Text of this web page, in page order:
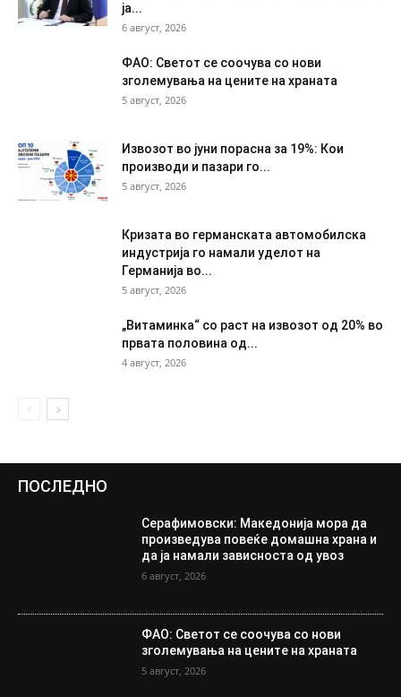
ја...
6 август, 2026
ФАО: Светот се соочува со нови
зголемувања на цените на храната
5 август, 2026
Извозот во јуни порасна за 19%: Кои
производи и пазари го...
5 август, 2026
Кризата во германската автомобилска
индустрија го намали уделот на
Германија во...
5 август, 2026
„Витаминка“ со раст на извозот од 20% во
првата половина од...
4 август, 2026
ПОСЛЕДНО
Серафимовски: Македонија мора да
произведува повеќе домашна храна и
да ја намали зависноста од увоз
6 август, 2026
ФАО: Светот се соочува со нови
зголемувања на цените на храната
5 август, 2026